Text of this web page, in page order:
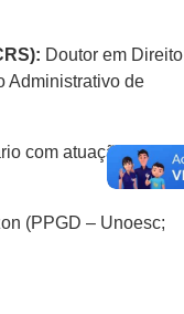
Doutor em Direito
Administrativo de
com atuação
(PPGD – Unoesc;